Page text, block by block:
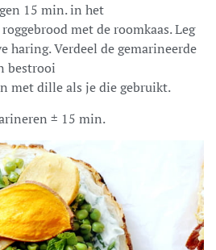
15 min. in het
met de roomkaas. Leg
haring. Verdeel de gemarineerde
bestrooi
met dille als je die gebruikt.
± 15 min.